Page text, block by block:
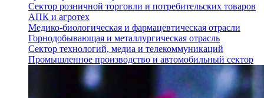
Сектор розничной торговли и потребительских товаров
АПК и агротех
Медико-биологическая и фармацевтическая отрасли
Горнодобывающая и металлургическая отрасль
Сектор технологий, медиа и телекоммуникаций
Промышленное производство и автомобильный сектор